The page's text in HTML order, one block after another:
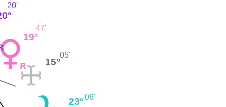
23°06'
15°
05'
19°
47'
20'